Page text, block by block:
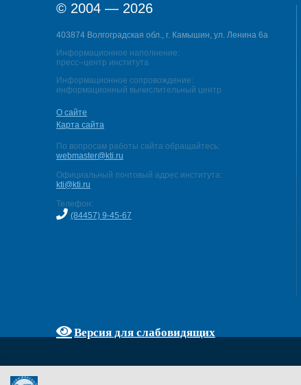
© 2004 — 2026
403874 Волгоградская обл., г. Камышин, ул. Ленина 6а
Информационное наполнение:
пресс–центр института
Информационное сопровождение:
информационный вычислительный центр
О сайте
Карта сайта
По вопросам работы сайта обращайтесь:
webmaster@kti.ru
Официальный почтовый адрес института:
kti@kti.ru
Телефон:
(84457) 9-45-67
Версия для слабовидящих